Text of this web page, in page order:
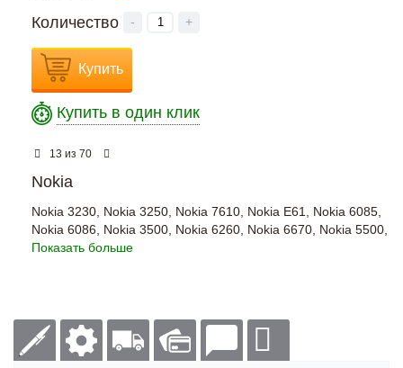
Количество - +
Купить
Купить в один клик
13 из 70
Nokia
Nokia 3230 Nokia 3250 Nokia 7610 Nokia E61 Nokia 6085
Nokia 6086
Nokia 3500 Nokia 6260 Nokia 6670 Nokia 5500
Показать больше